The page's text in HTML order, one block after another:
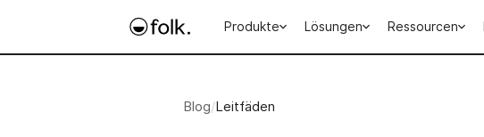
Produkte Lösungen Ressourcen
Blog/Leitfäden